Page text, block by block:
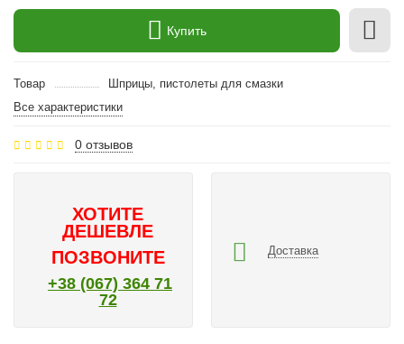
Купить
Товар
Шприцы, пистолеты для смазки
Все характеристики
0 отзывов
ХОТИТЕ
ДЕШЕВЛЕ
ПОЗВОНИТЕ
+38 (067) 364 71
72
Доставка